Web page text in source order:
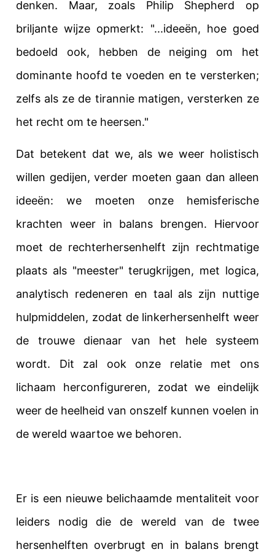
denken. Maar, zoals Philip Shepherd op
briljante wijze opmerkt: "...ideeën, hoe goed
bedoeld ook, hebben de neiging om het
dominante hoofd te voeden en te versterken;
zelfs als ze de tirannie matigen, versterken ze
het recht om te heersen."
Dat betekent dat we, als we weer holistisch
willen gedijen, verder moeten gaan dan alleen
ideeën: we moeten onze hemisferische
krachten weer in balans brengen. Hiervoor
moet de rechterhersenhelft zijn rechtmatige
plaats als "meester" terugkrijgen, met logica,
analytisch redeneren en taal als zijn nuttige
hulpmiddelen, zodat de linkerhersenhelft weer
de trouwe dienaar van het hele systeem
wordt. Dit zal ook onze relatie met ons
lichaam herconfigureren, zodat we eindelijk
weer de heelheid van onszelf kunnen voelen in
de wereld waartoe we behoren.
Er is een nieuwe belichaamde mentaliteit voor
leiders nodig die de wereld van de twee
hersenhelften overbrugt en in balans brengt